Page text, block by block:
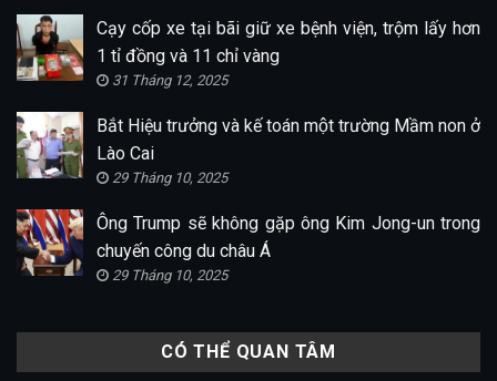
Cạy cốp xe tại bãi giữ xe bệnh viện, trộm lấy hơn
1 tỉ đồng và 11 chỉ vàng
31 Tháng 12, 2025
Bắt Hiệu trưởng và kế toán một trường Mầm non ở
Lào Cai
29 Tháng 10, 2025
Ông Trump sẽ không gặp ông Kim Jong-un trong
chuyến công du châu Á
29 Tháng 10, 2025
CÓ THỂ QUAN TÂM